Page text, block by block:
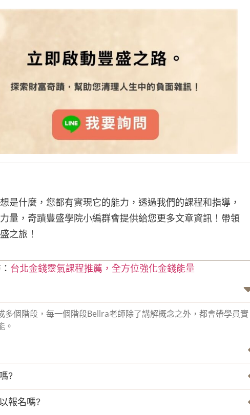
是什麼，您都有實現它的能力，透過我們的課程和指導，
量，奇蹟豐盛學院小編群會提供給您更多文章資訊！帶領
之旅！
台北金錢靈氣課程推薦，全方位強化金錢能量
個階段，每一個階段Bellra老師除了講解概念之外，都會帶學員實
。
?
報名嗎?